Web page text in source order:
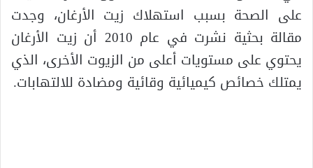
على الصحة بسبب استهلاك زيت الأرغان، وجدت
مقالة بحثية نشرت في عام 2010 أن زيت الأرغان
يحتوي على مستويات أعلى من الزيوت الأخرى، الذي
يمتلك خصائص كيميائية وقائية ومضادة للالتهابات.